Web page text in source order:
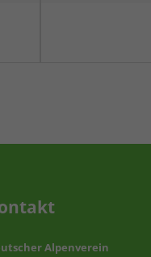
Alpenverein